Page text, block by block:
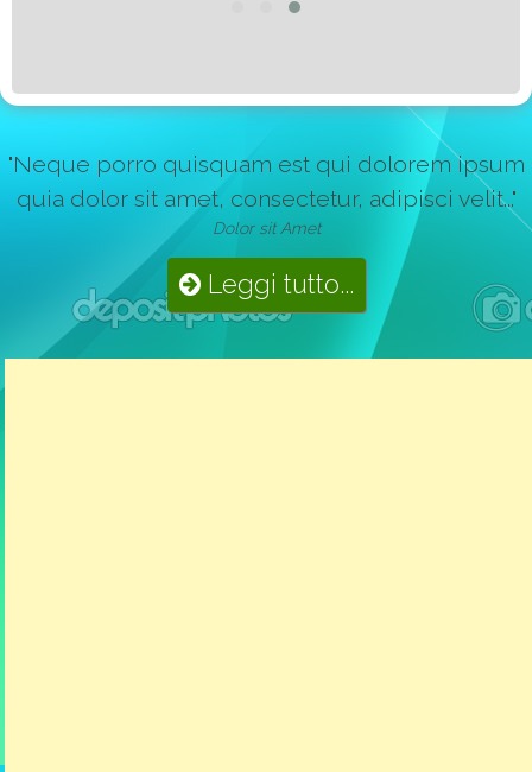
"Neque porro quisquam est qui dolorem ipsum
quia dolor sit amet, consectetur, adipisci velit..."
Dolor sit Amet
Leggi tutto...